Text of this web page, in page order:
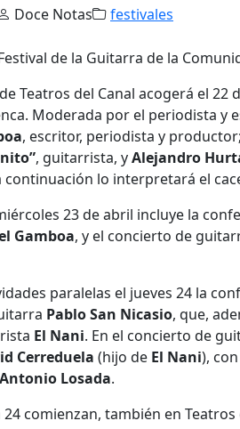
Doce Notas festivales
Teatros del Canal acogerá el 22
Moderada por el periodista y
, escritor, periodista y productor;
, guitarrista, yAlejandro
lo interpretará el
23 de abril incluye la
Gamboa, y el concierto de
paralelas el jueves 24 la
Pablo San Nicasio, que,
El Nani. En el concierto de
Cerreduela (hijo de El Nani),
Antonio Losada.
24 comienzan, también en